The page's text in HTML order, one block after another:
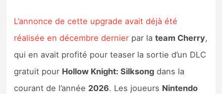
L’annonce de cette upgrade avait déjà été
réalisée en décembre dernier par lateam Cherry,
qui en avait profité pour teaser la sortie d’un DLC
gratuit pour Hollow Knight: Silksong dans la
courant de l’année 2026. Les joueurs Nintendo